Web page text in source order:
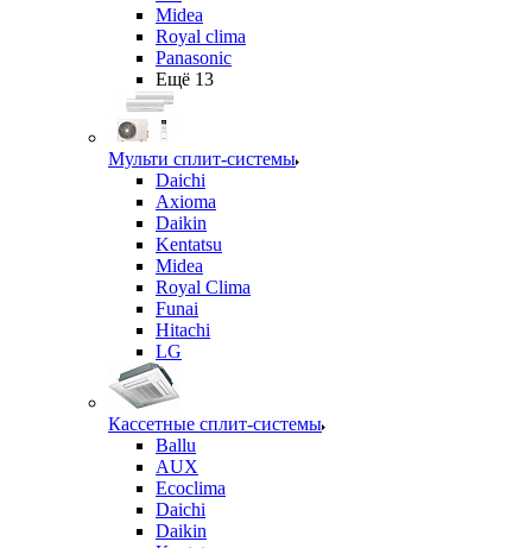
Midea
Royal clima
Panasonic
Ещё 13
Мульти сплит-системы
Daichi
Axioma
Daikin
Kentatsu
Midea
Royal Clima
Funai
Hitachi
LG
Кассетные сплит-системы
Ballu
AUX
Ecoclima
Daichi
Daikin